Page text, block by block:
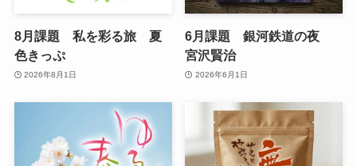
8月課題 私を彩る旅 夏
色きっぷ
2026年8月1日
6月課題 銀河鉄道の夜
宮沢賢治
2026年6月1日